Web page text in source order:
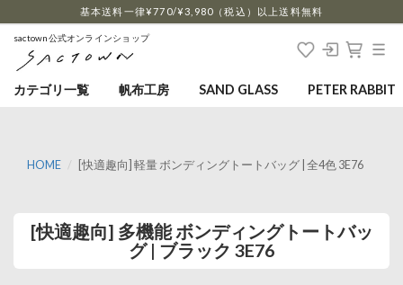
基本送料一律¥770/¥3,980（税込）以上送料無料
sactown公式オンラインショップ
カテゴリ一覧 帆布工房 SAND GLASS PETER RABBIT
HOME [快適趣向] 軽量 ボンディングトートバッグ | 全4色 3E76
[快適趣向] 多機能 ボンディングトートバッ
グ | ブラック 3E76